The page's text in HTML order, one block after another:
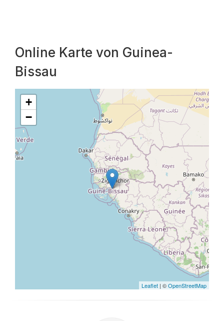
Online Karte von Guinea-
Bissau
+
−
Leaflet | ©OpenStreetMap